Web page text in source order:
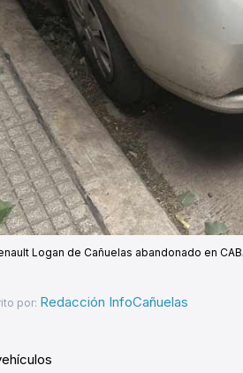
Logan de Cañuelas abandonado en
por: Redacción InfoCañuelas